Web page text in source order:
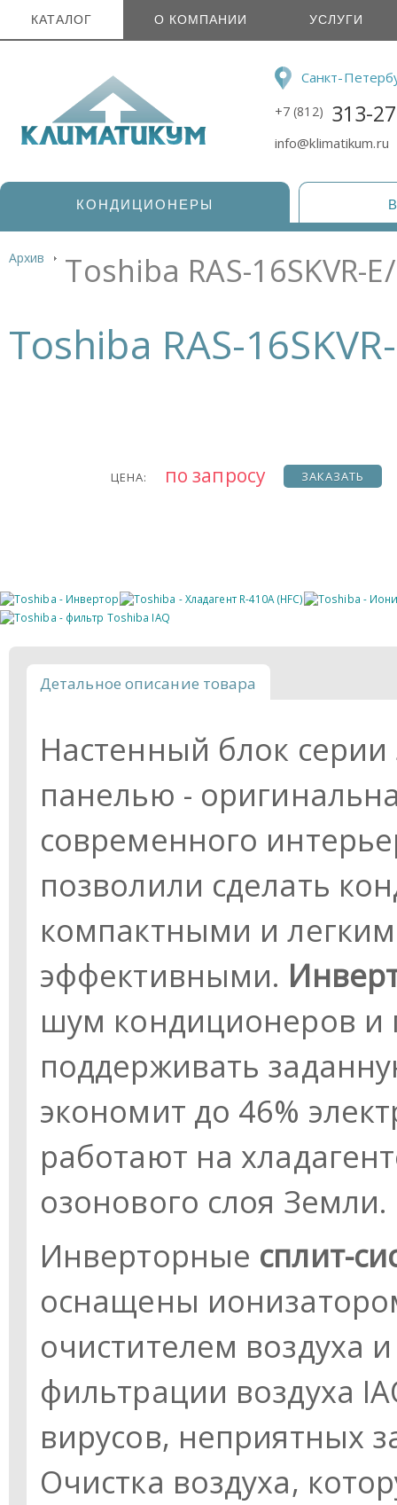
КАТАЛОГ О КОМПАНИИ УСЛУГИ
Санкт-
+7 (812) 313-
info@klimatikum.ru
КОНДИЦИОНЕРЫ
Архив Toshiba RAS-16SKVR-
Toshiba RAS-
ЦЕНА: по запросу ЗАКАЗАТЬ
Детальное описание товара
Настенный блок серии
панелью -
современного
позволили сделать
компактными и
эффективными.
шум кондиционеров и
поддерживать
экономит до 46%
работают на
озонового слоя Земли.
Инверторные сплит-
оснащены
очистителем воздуха
фильтрации воздуха
вирусов, неприятных
Очистка воздуха,